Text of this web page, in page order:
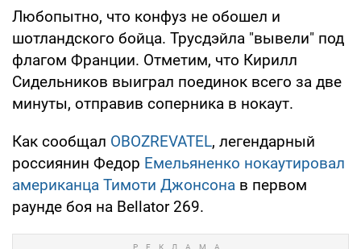
Любопытно, что конфуз не обошел и
шотландского бойца. Трусдэйла "вывели" под
флагом Франции. Отметим, что Кирилл
Сидельников выиграл поединок всего за две
минуты, отправив соперника в нокаут.
Как сообщал OBOZREVATEL, легендарный
россиянин Федор Емельяненко нокаутировал
американца Тимоти Джонсона в первом
раунде боя на Bellator 269.